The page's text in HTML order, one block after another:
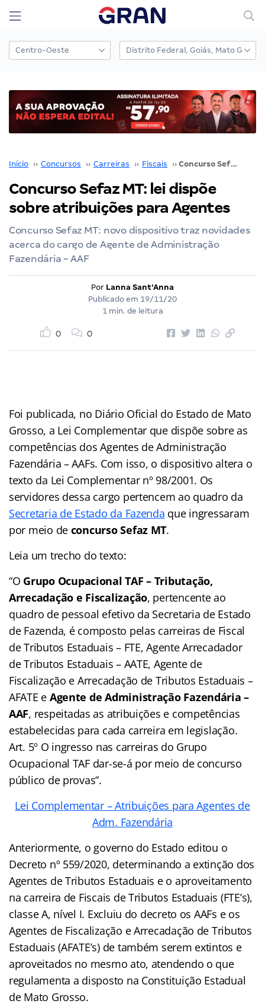
Início ›› Concursos ›› Carreiras ›› Fiscais ›› Concurso Sefaz MT: lei dispõe sobre atribuições para Agentes
Concurso Sefaz MT: lei dispõe
sobre atribuições para Agentes
Concurso Sefaz MT: novo dispositivo traz novidades
acerca do cargo de Agente de Administração
Fazendária - AAF
Por Lanna Sant'Anna
Publicado em 19/11/20
1 min. de leitura
0 0
Foi publicada, no Diário Oficial do Estado de Mato
Grosso, a Lei Complementar que dispõe sobre as
competências dos Agentes de Administração
Fazendária – AAFs. Com isso, o dispositivo altera o
texto da Lei Complementar nº 98/2001. Os
servidores dessa cargo pertencem ao quadro da
Secretaria de Estado da Fazenda que ingressaram
por meio de concurso Sefaz MT.
Leia um trecho do texto:
“O Grupo Ocupacional TAF – Tributação,
Arrecadação e Fiscalização, pertencente ao
quadro de pessoal efetivo da Secretaria de Estado
de Fazenda, é composto pelas carreiras de Fiscal
de Tributos Estaduais – FTE, Agente Arrecadador
de Tributos Estaduais – AATE, Agente de
Fiscalização e Arrecadação de Tributos Estaduais –
AFATE e Agente de Administração Fazendária –
AAF, respeitadas as atribuições e competências
estabelecidas para cada carreira em legislação.
Art. 5º O ingresso nas carreiras do Grupo
Ocupacional TAF dar-se-á por meio de concurso
público de provas”.
Lei Complementar – Atribuições para Agentes de
Adm. Fazendária
Anteriormente, o governo do Estado editou o
Decreto nº 559/2020, determinando a extinção dos
Agentes de Tributos Estaduais e o aproveitamento
na carreira de Fiscais de Tributos Estaduais (FTE’s),
classe A, nível I. Excluiu do decreto os AAFs e os
Agentes de Fiscalização e Arrecadação de Tributos
Estaduais (AFATE’s) de também serem extintos e
aproveitados no mesmo ato, atendendo o que
regulamenta a disposto na Constituição Estadual
de Mato Grosso.